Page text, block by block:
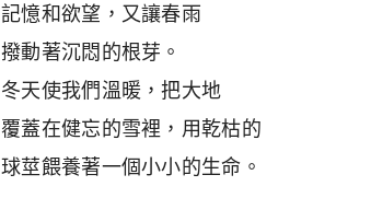
記憶和欲望，又讓春雨
撥動著沉悶的根芽。
冬天使我們溫暖，把大地
覆蓋在健忘的雪裡，用乾枯的
球莖餵養著一個小小的生命。